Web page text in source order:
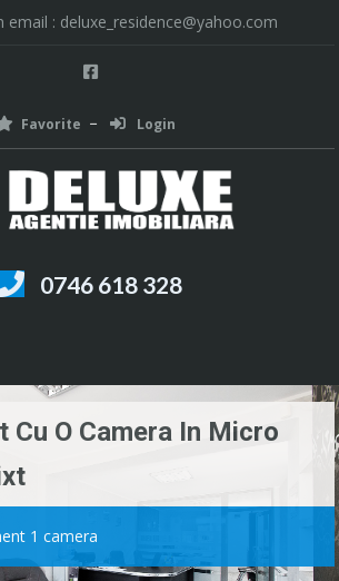
email : deluxe_residence@yahoo.com
Favorite Login
0746 618 328
Cu O Camera In Micro
1 camera